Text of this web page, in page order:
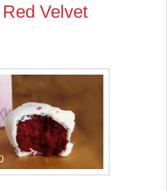
Velvet